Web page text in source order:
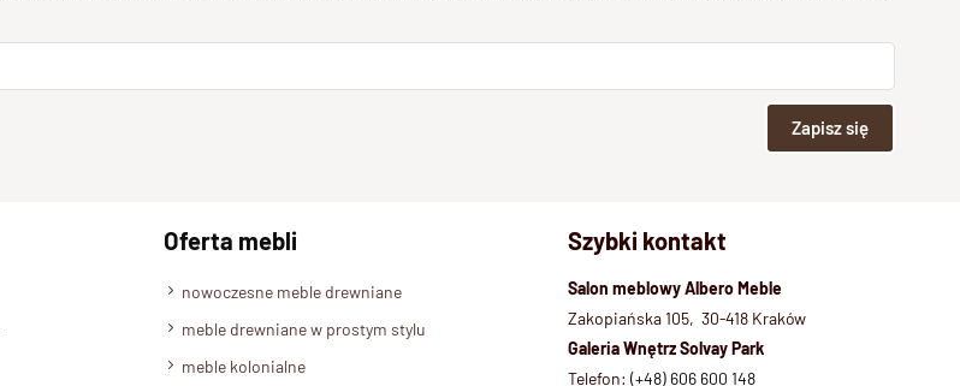
Zapisz się
Oferta mebli
nowoczesne meble drewniane
meble drewniane w prostym stylu
meble kolonialne
Szybki kontakt
Salon meblowy Albero Meble
Zakopiańska 105, 30-418 Kraków
Galeria Wnętrz Solvay Park
Telefon: (+48) 606 600 148